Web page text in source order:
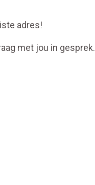
adres!
met jou in gesprek.